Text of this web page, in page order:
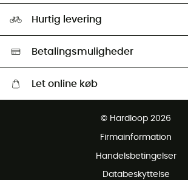
Our ambassadors
Second hand
HardGreen Udvalg
Hurtig levering
Betalingsmuligheder
Let online køb
© Hardloop 2026
Firmainformation
Handelsbetingelser
Databeskyttelse